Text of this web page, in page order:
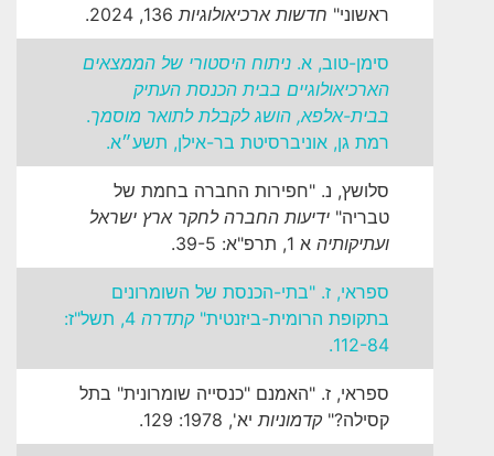
ראשוני" חדשות ארכיאולוגיות136, 2024.
סימן-טוב, א. ניתוח היסטורי של הממצאים
הארכיאולוגיים בבית הכנסת העתיק
בבית-אלפא, הושג לקבלת לתואר מוסמך.
רמת גן, אוניברסיטת בר-אילן, תשע״א.
סלושץ, נ. "חפירות החברה בחמת של
טבריה" ידיעות החברה לחקר ארץ ישראל
ועתיקותיה א 1, תרפ"א: 39-5.
ספראי, ז. "בתי-הכנסת של השומרונים
בתקופת הרומית-ביזנטית" קתדרה
4, תשל"ז:
112-84.
ספראי, ז. "האמנם "כנסייה שומרונית" בתל
קסילה?" קדמוניותיא', 1978: 129.